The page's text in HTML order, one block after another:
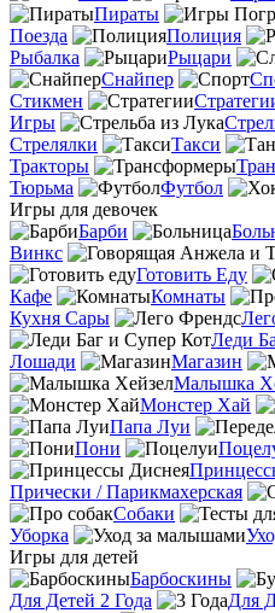
Пираты
Поезда
Полиция
Рыбалка
Рыцари
Снайпер
Стикмен
Игры
Стрелялки
Такси
Тракторы
Тюрьма
Футбол
Игры для девочек
Барби
Винкс
Готовить Еду
Кафе
Комнаты
Кухня Сары
Леди
Лошади
Магазин
Малышка
Монстер Хай
Папа Луи
Пони
Прически / Парикмахерская
Собаки
Уборка
Игры для детей
Барбоскины
Для Детей 2 Года
Для